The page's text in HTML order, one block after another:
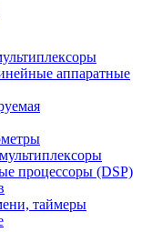
аппаратные
процессоры (DSP)
таймеры